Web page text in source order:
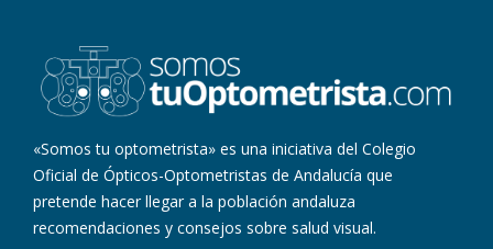
«Somos tu optometrista» es una iniciativa del Colegio
Oficial de Ópticos-Optometristas de Andalucía que
pretende hacer llegar a la población andaluza
recomendaciones y consejos sobre salud visual.